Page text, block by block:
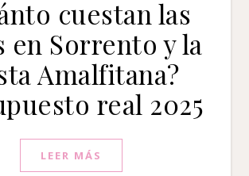
cuestan las
en Sorrento y la
Amalfitana?
real 2025
LEER MÁS